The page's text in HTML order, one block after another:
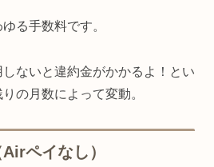
る手数料です。
しないと違約金がかかるよ！とい
の月数によって変動。
ペイなし）